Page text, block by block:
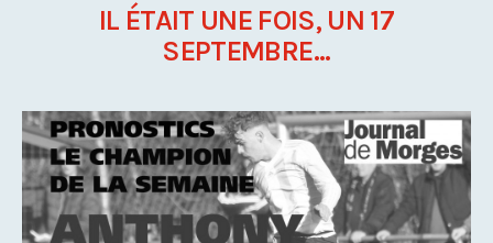
IL ÉTAIT UNE FOIS, UN 17
SEPTEMBRE...